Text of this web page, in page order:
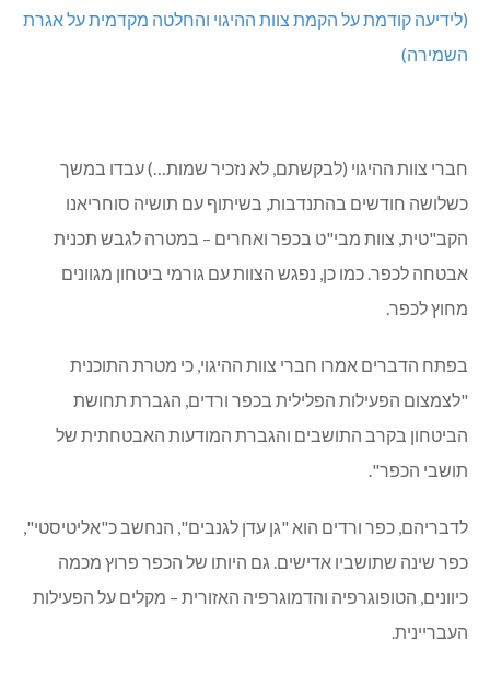
(לידיעה קודמת על הקמת צוות ההיגוי והחלטה מקדמית על אגרת
השמירה)
חברי צוות ההיגוי (לבקשתם, לא נזכיר שמות…) עבדו במשך
כשלושה חודשים בהתנדבות, בשיתוף עם תושיה סוחריאנו
הקב"טית, צוות מבי"ט בכפר ואחרים – במטרה לגבש תכנית
אבטחה לכפר. כמו כן, נפגש הצוות עם גורמי ביטחון מגוונים
מחוץ לכפר.
בפתח הדברים אמרו חברי צוות ההיגוי, כי מטרת התוכנית
"לצמצום הפעילות הפלילית בכפר ורדים, הגברת תחושת
הביטחון בקרב התושבים והגברת המודעות האבטחתית של
תושבי הכפר".
לדבריהם, כפר ורדים הוא "גן עדן לגנבים", הנחשב כ"אליטיסטי",
כפר שינה שתושביו אדישים. גם היותו של הכפר פרוץ מכמה
כיוונים, הטופוגרפיה והדמוגרפיה האזורית – מקלים על הפעילות
העבריינית.